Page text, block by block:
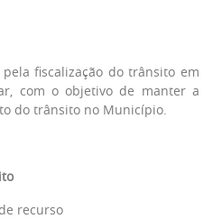
pela fiscalização do trânsito em
com o objetivo de manter a
do trânsito no Município.
recurso